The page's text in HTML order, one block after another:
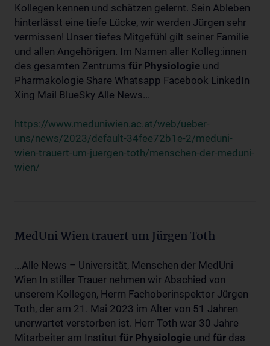
Kollegen kennen und schätzen gelernt. Sein Ableben
hinterlässt eine tiefe Lücke, wir werden Jürgen sehr
vermissen! Unser tiefes Mitgefühl gilt seiner Familie
und allen Angehörigen. Im Namen aller Kolleg:innen
des gesamten Zentrums für Physiologie und
Pharmakologie Share Whatsapp Facebook LinkedIn
Xing Mail BlueSky Alle News...
https://www.meduniwien.ac.at/web/ueber-
uns/news/2023/default-34fee72b1e-2/meduni-
wien-trauert-um-juergen-toth/menschen-der-meduni-
wien/
MedUni Wien trauert um Jürgen Toth
...Alle News – Universität, Menschen der MedUni
Wien In stiller Trauer nehmen wir Abschied von
unserem Kollegen, Herrn Fachoberinspektor Jürgen
Toth, der am 21. Mai 2023 im Alter von 51 Jahren
unerwartet verstorben ist. Herr Toth war 30 Jahre
Mitarbeiter am Institut für Physiologie und für das